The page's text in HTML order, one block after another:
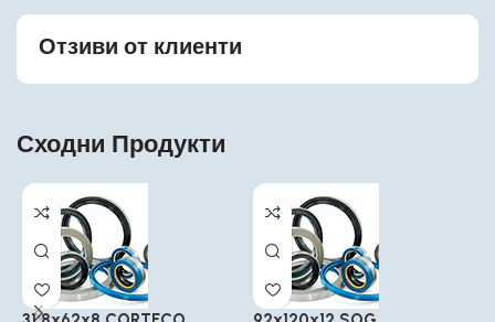
Отзиви от клиенти
Сходни Продукти